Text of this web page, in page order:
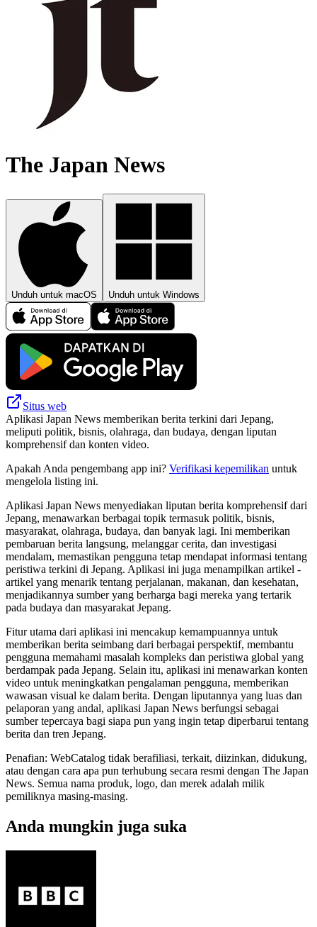
The Japan News
Unduh untuk macOS Unduh untuk Windows
Situs web
Aplikasi Japan News memberikan berita terkini dari Jepang,
meliputi politik, bisnis, olahraga, dan budaya, dengan liputan
komprehensif dan konten video.
Apakah Anda pengembang app ini? Verifikasi kepemilikan untuk
mengelola listing ini.
Aplikasi Japan News menyediakan liputan berita komprehensif dari
Jepang, menawarkan berbagai topik termasuk politik, bisnis,
masyarakat, olahraga, budaya, dan banyak lagi. Ini memberikan
pembaruan berita langsung, melanggar cerita, dan investigasi
mendalam, memastikan pengguna tetap mendapat informasi tentang
peristiwa terkini di Jepang. Aplikasi ini juga menampilkan artikel -
artikel yang menarik tentang perjalanan, makanan, dan kesehatan,
menjadikannya sumber yang berharga bagi mereka yang tertarik
pada budaya dan masyarakat Jepang.
Fitur utama dari aplikasi ini mencakup kemampuannya untuk
memberikan berita seimbang dari berbagai perspektif, membantu
pengguna memahami masalah kompleks dan peristiwa global yang
berdampak pada Jepang. Selain itu, aplikasi ini menawarkan konten
video untuk meningkatkan pengalaman pengguna, memberikan
wawasan visual ke dalam berita. Dengan liputannya yang luas dan
pelaporan yang andal, aplikasi Japan News berfungsi sebagai
sumber tepercaya bagi siapa pun yang ingin tetap diperbarui tentang
berita dan tren Jepang.
Penafian: WebCatalog tidak berafiliasi, terkait, diizinkan, didukung,
atau dengan cara apa pun terhubung secara resmi dengan The Japan
News. Semua nama produk, logo, dan merek adalah milik
pemiliknya masing-masing.
Anda mungkin juga suka